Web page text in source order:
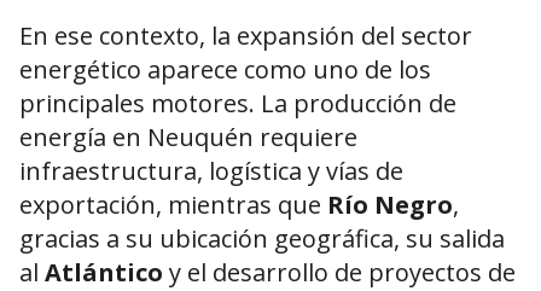
En ese contexto, la expansión del sector
energético aparece como uno de los
principales motores. La producción de
energía en Neuquén requiere
infraestructura, logística y vías de
exportación, mientras que Río Negro,
gracias a su ubicación geográfica, su salida
al Atlántico y el desarrollo de proyectos de